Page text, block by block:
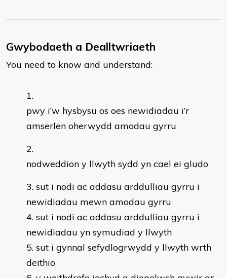
Gwybodaeth a Dealltwriaeth
You need to know and understand:
pwy i’w hysbysu os oes newidiadau i’r
amserlen oherwydd amodau gyrru
nodweddion y llwyth sydd yn cael ei gludo
sut i nodi ac addasu arddulliau gyrru i
newidiadau mewn amodau gyrru
sut i nodi ac addasu arddulliau gyrru i
newidiadau yn symudiad y llwyth
sut i gynnal sefydlogrwydd y llwyth wrth
deithio